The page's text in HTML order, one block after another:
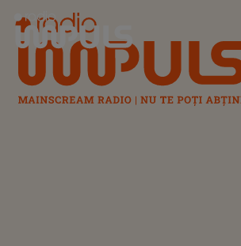
Radio Impuls